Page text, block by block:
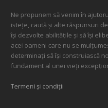
Ne propunem să venim în
istețe, caută și alte răspunsuri
își dezvolte abilitățile și să își
acei oameni care nu se
determinați să își construiască
fundament al unei vieți
Termeni și condiții